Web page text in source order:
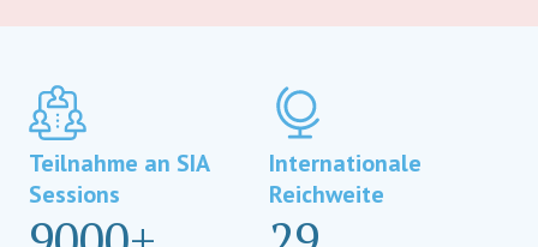
Teilnahme an SIA
Sessions
Internationale
Reichweite